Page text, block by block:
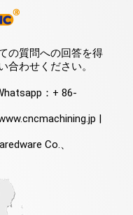
の質問への回答を得
合わせください。
：+ 86-
|
Co.、